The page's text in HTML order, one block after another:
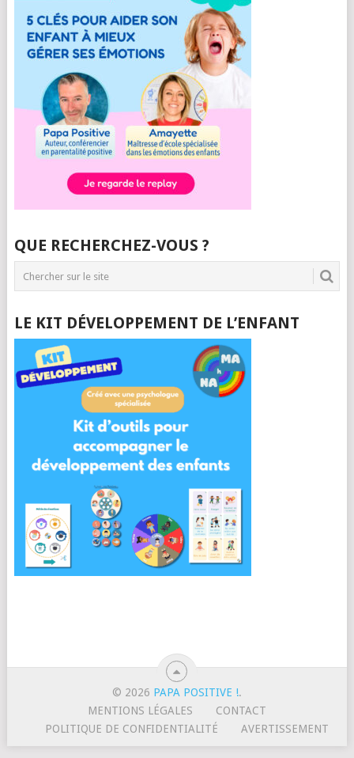
QUE RECHERCHEZ-VOUS ?
LE KIT DÉVELOPPEMENT DE L’ENFANT
© 2026 PAPA POSITIVE !.
MENTIONS LÉGALES
CONTACT
POLITIQUE DE CONFIDENTIALITÉ
AVERTISSEMENT